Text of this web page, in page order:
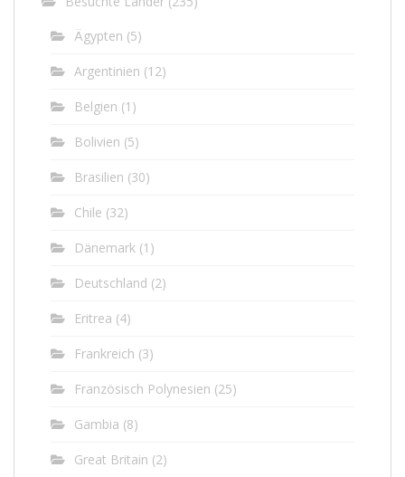
Ägypten (5)
Argentinien (12)
Belgien (1)
Bolivien (5)
Brasilien (30)
Chile (32)
Dänemark (1)
Deutschland (2)
Eritrea (4)
Frankreich (3)
Französisch Polynesien (25)
Gambia (8)
Great Britain (2)